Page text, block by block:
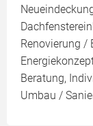
Renovierung /
Beratung,
Umbau /